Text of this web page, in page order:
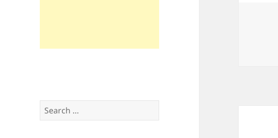
Search
for: